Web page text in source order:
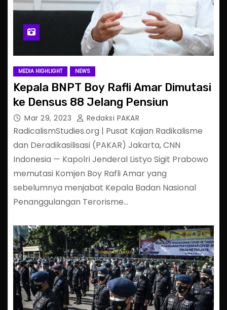
MEDIA HIGHLIGHT NEWS
Kepala BNPT Boy Rafli Amar Dimutasi
ke Densus 88 Jelang Pensiun
Mar 29, 2023 Redaksi PAKAR
RadicalismStudies.org | Pusat Kajian Radikalisme
dan Deradikasilisasi (PAKAR) Jakarta, CNN
Indonesia — Kapolri Jenderal Listyo Sigit Prabowo
memutasi Komjen Boy Rafli Amar yang
sebelumnya menjabat Kepala Badan Nasional
Penanggulangan Terorisme…